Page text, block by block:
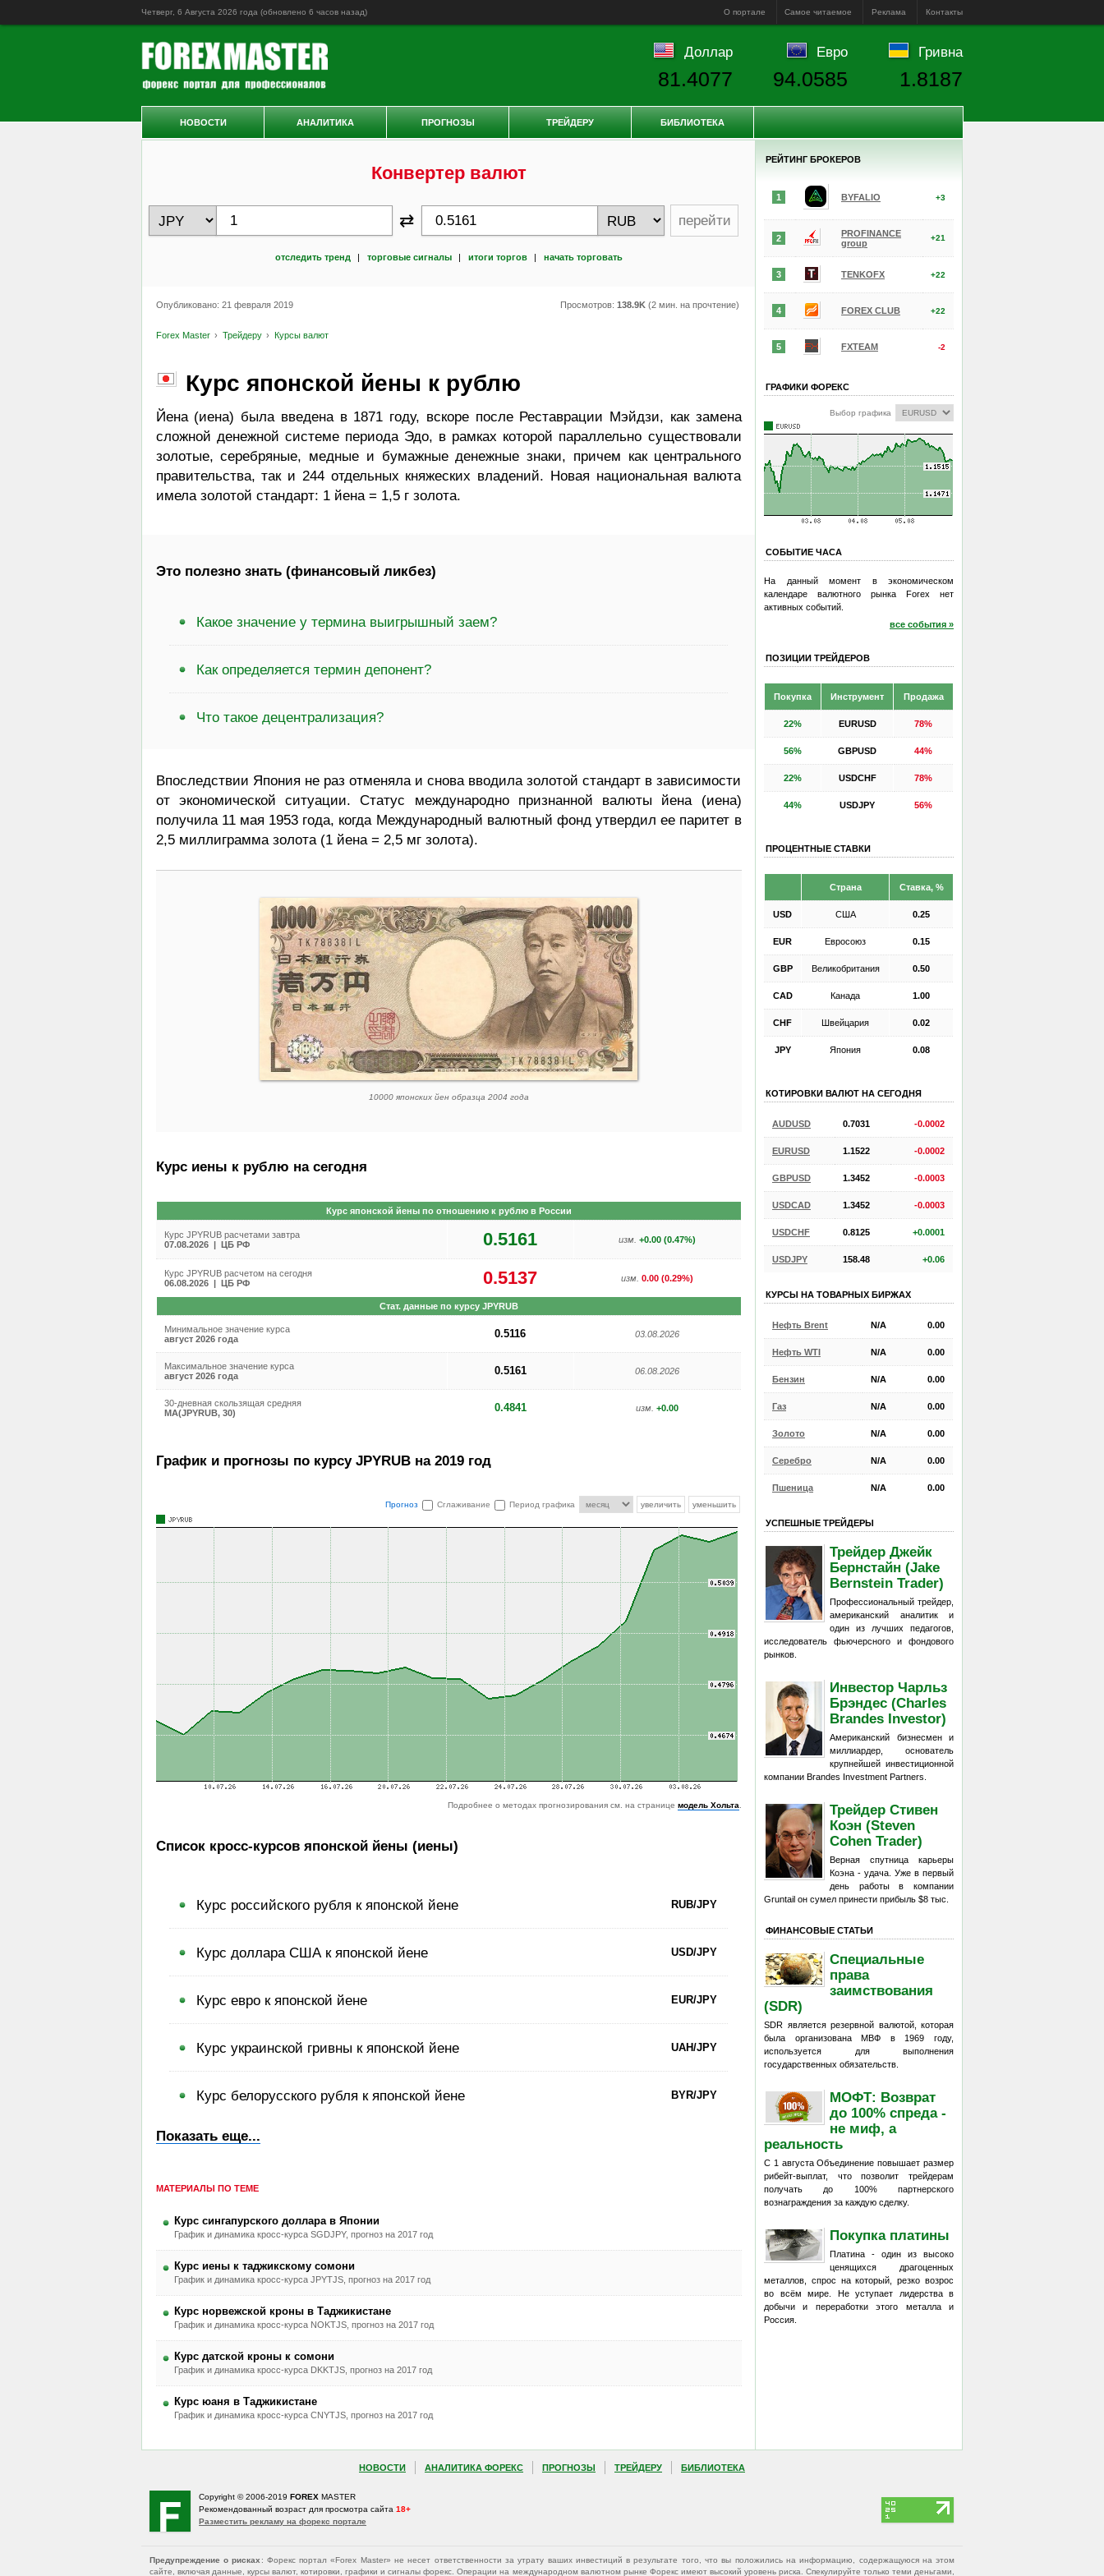
Четверг, 6 Августа 2026 года (обновлено 6 часов назад) О портале Самое читаемое Реклама Контакты
Конвертер валют
⇄ перейти
отследить тренд | торговые сигналы | итоги торгов | начать торговать
Опубликовано: 21 февраля 2019 Просмотров: 138.9K(2 мин. на прочтение)
Forex Master Трейдеру Курсы валют
Курс японской йены к рублю
Йена (иена) была введена в 1871 году, вскоре после Реставрации Мэйдзи, как замена
сложной денежной системе периода Эдо, в рамках которой параллельно существовали
золотые, серебряные, медные и бумажные денежные знаки, причем как центрального
правительства, так и 244 отдельных княжеских владений. Новая национальная валюта
имела золотой стандарт: 1 йена = 1,5 г золота.
Это полезно знать (финансовый ликбез)
Какое значение у термина выигрышный заем?
Как определяется термин депонент?
Что такое децентрализация?
Впоследствии Япония не раз отменяла и снова вводила золотой стандарт в зависимости
от экономической ситуации. Статус международно признанной валюты йена (иена)
получила 11 мая 1953 года, когда Международный валютный фонд утвердил ее паритет в
2,5 миллиграмма золота (1 йена = 2,5 мг золота).
10000 японских йен образца 2004 года
Курс иены к рублю на сегодня
Курс японской йены по отношению к рублю в России
Курс JPYRUB расчетами завтра
07.08.2026 | ЦБ РФ
0.5161 изм. +0.00 (0.47%)
Курс JPYRUB расчетом на сегодня
06.08.2026 | ЦБ РФ
0.5137 изм. 0.00 (0.29%)
Стат. данные по курсу JPYRUB
Минимальное значение курса
август 2026 года
0.5116 03.08.2026
Максимальное значение курса
август 2026 года
0.5161 06.08.2026
30-дневная скользящая средняя
MA(JPYRUB, 30)
0.4841 изм. +0.00
График и прогнозы по курсу JPYRUB на 2019 год
Прогноз Сглаживание Период графика увеличить уменьшить
Подробнее о методах прогнозирования см. на странице модель Хольта.
Список кросс-курсов японской йены (иены)
Курс российского рубля к японской йене RUB/JPY
Курс доллара США к японской йене USD/JPY
Курс евро к японской йене EUR/JPY
Курс украинской гривны к японской йене UAH/JPY
Курс белорусского рубля к японской йене BYR/JPY
Показать еще...
МАТЕРИАЛЫ ПО ТЕМЕ
Курс сингапурского доллара в Японии
График и динамика кросс-курса SGDJPY, прогноз на 2017 год
Курс иены к таджикскому сомони
График и динамика кросс-курса JPYTJS, прогноз на 2017 год
Курс норвежской кроны в Таджикистане
График и динамика кросс-курса NOKTJS, прогноз на 2017 год
Курс датской кроны к сомони
График и динамика кросс-курса DKKTJS, прогноз на 2017 год
Курс юаня в Таджикистане
График и динамика кросс-курса CNYTJS, прогноз на 2017 год
РЕЙТИНГ БРОКЕРОВ
1 BYFALIO +3
2
PROFINANCE
group
+21
3 TENKOFX +22
4 FOREX CLUB +22
5 FXTEAM -2
ГРАФИКИ ФОРЕКС
Выбор графика
СОБЫТИЕ ЧАСА
На данный момент в экономическом
календаре валютного рынка Forex нет
активных событий.
все события »
ПОЗИЦИИ ТРЕЙДЕРОВ
Покупка Инструмент Продажа
22% EURUSD 78%
56% GBPUSD 44%
22% USDCHF 78%
44% USDJPY 56%
ПРОЦЕНТНЫЕ СТАВКИ
Страна Ставка, %
USD США 0.25
EUR Евросоюз 0.15
GBP Великобритания 0.50
CAD Канада 1.00
CHF Швейцария 0.02
JPY Япония 0.08
КОТИРОВКИ ВАЛЮТ НА СЕГОДНЯ
AUDUSD 0.7031 -0.0002
EURUSD 1.1522 -0.0002
GBPUSD 1.3452 -0.0003
USDCAD 1.3452 -0.0003
USDCHF 0.8125 +0.0001
USDJPY 158.48 +0.06
КУРСЫ НА ТОВАРНЫХ БИРЖАХ
Нефть Brent N/A 0.00
Нефть WTI N/A 0.00
Бензин N/A 0.00
Газ N/A 0.00
Золото N/A 0.00
Серебро N/A 0.00
Пшеница N/A 0.00
УСПЕШНЫЕ ТРЕЙДЕРЫ
Трейдер Джейк
Бернстайн (Jake
Bernstein Trader)
Профессиональный трейдер,
американский аналитик и
один из лучших педагогов,
исследователь фьючерсного и фондового
рынков.
Инвестор Чарльз
Брэндес (Charles
Brandes Investor)
Американский бизнесмен и
миллиардер, основатель
крупнейшей инвестиционной
компании Brandes Investment Partners.
Трейдер Стивен
Коэн (Steven
Cohen Trader)
Верная спутница карьеры
Коэна - удача. Уже в первый
день работы в компании
Gruntail он сумел принести прибыль $8 тыс.
ФИНАНСОВЫЕ СТАТЬИ
Специальные
права
заимствования
(SDR)
SDR является резервной валютой, которая
была организована МВФ в 1969 году,
используется для выполнения
государственных обязательств.
МОФТ: Возврат
до 100% спреда -
не миф, а
реальность
С 1 августа Объединение повышает размер
рибейт-выплат, что позволит трейдерам
получать до 100% партнерского
вознаграждения за каждую сделку.
Покупка платины
Платина - один из высоко
ценящихся драгоценных
металлов, спрос на который, резко возрос
во всём мире. Не уступает лидерства в
добычи и переработки этого металла и
Россия.
Доллар
81.4077
Евро
94.0585
Гривна
1.8187
НОВОСТИ АНАЛИТИКА ПРОГНОЗЫ ТРЕЙДЕРУ БИБЛИОТЕКА
НОВОСТИ АНАЛИТИКА ФОРЕКС ПРОГНОЗЫ ТРЕЙДЕРУ БИБЛИОТЕКА
Copyright © 2006-2019 FOREX MASTER
Рекомендованный возраст для просмотра сайта 18+
Разместить рекламу на форекс портале
Предупреждение о рисках : Форекс портал «Forex Master» не несет ответственности за утрату ваших инвестиций в результате того, что вы положились на информацию, содержащуюся на этом
сайте, включая данные, курсы валют, котировки, графики и сигналы форекс. Операции на международном валютном рынке Форекс имеют высокий уровень риска. Спекулируйте только теми деньгами,